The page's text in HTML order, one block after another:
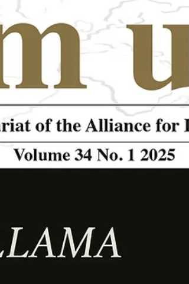
El 22 de mayo de 2025, tras consultar con el Abad
Primado Dom Jeremias Schröder, el Presidente de la
AIM, Dom Bernard Lorent Tayart, nombró al Padre
Charbel Pazat de Lys Secretario General de la AIM
un mandato de cinco años. El Padre Charbel Pazat
Lys es monje en la Abadía de Sainte-Madeleine du
Barroux en Francia.